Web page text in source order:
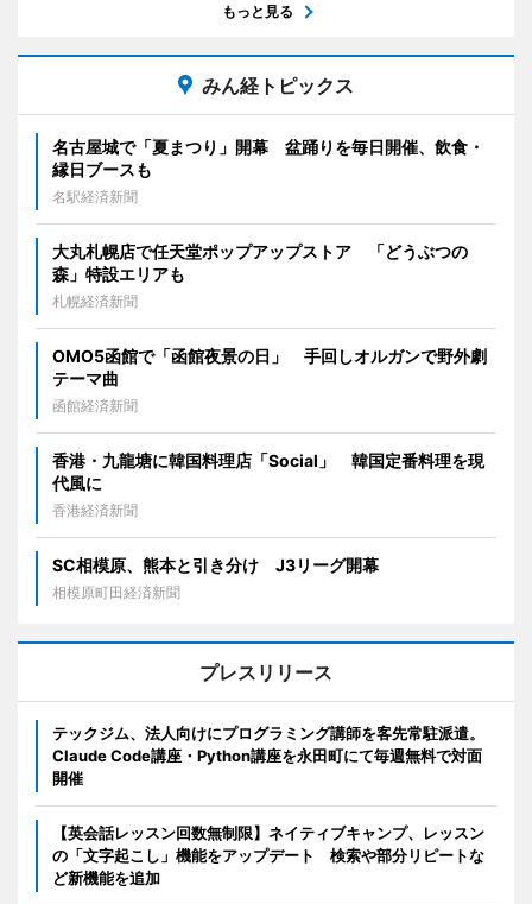
もっと見る
みん経トピックス
名古屋城で「夏まつり」開幕 盆踊りを毎日開催、飲食・
縁日ブースも
名駅経済新聞
大丸札幌店で任天堂ポップアップストア 「どうぶつの
森」特設エリアも
札幌経済新聞
OMO5函館で「函館夜景の日」 手回しオルガンで野外劇
テーマ曲
函館経済新聞
香港・九龍塘に韓国料理店「Social」 韓国定番料理を現
代風に
香港経済新聞
SC相模原、熊本と引き分け J3リーグ開幕
相模原町田経済新聞
プレスリリース
テックジム、法人向けにプログラミング講師を客先常駐派遣。
Claude Code講座・Python講座を永田町にて毎週無料で対面
開催
【英会話レッスン回数無制限】ネイティブキャンプ、レッスン
の「文字起こし」機能をアップデート 検索や部分リピートな
ど新機能を追加